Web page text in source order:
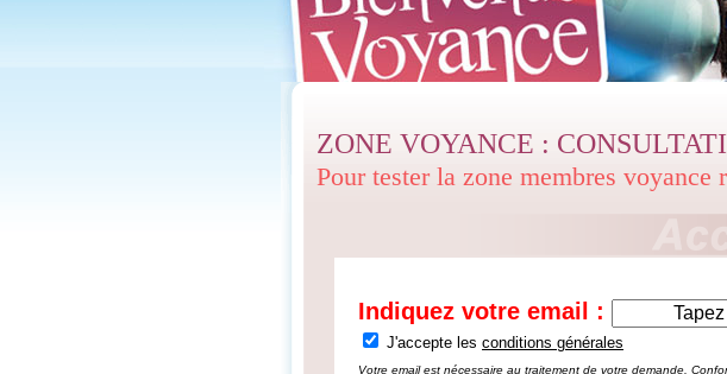
ZONE VOYANCE :
Pour tester la zone membres voyance
Indiquez votre email :
J'accepte les conditions générales
Votre email est nécessaire au traitement de votre demande.